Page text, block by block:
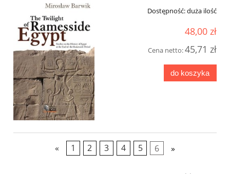
Dostępność:duża ilość
48,00 zł
Cena netto:45,71 zł
do koszyka
« 1 2 3 4 5 6 »